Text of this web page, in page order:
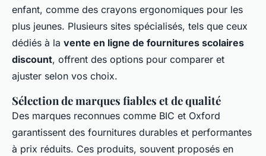
enfant, comme des crayons ergonomiques pour les
plus jeunes. Plusieurs sites spécialisés, tels que ceux
dédiés à la vente en ligne de fournitures scolaires
discount, offrent des options pour comparer et
ajuster selon vos choix.
Sélection de marques fiables et de qualité
Des marques reconnues comme BIC et Oxford
garantissent des fournitures durables et performantes
à prix réduits. Ces produits, souvent proposés en